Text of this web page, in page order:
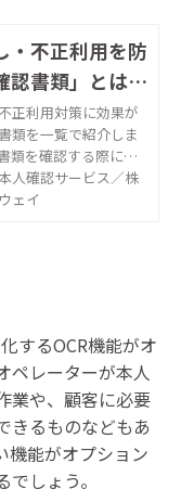
・不正利用を防
認書類」とは？
ネクスウェイ
正利用対策に効果が
類を一覧で紹介しま
類を確認する際に知
意点や、オンライン
結するeKYCについて
人確認サービス／株
ェイ
するOCR機能がオ
ペレーターが本人
業や、顧客に必要
きるものなどもあ
機能がオプション
しょう。